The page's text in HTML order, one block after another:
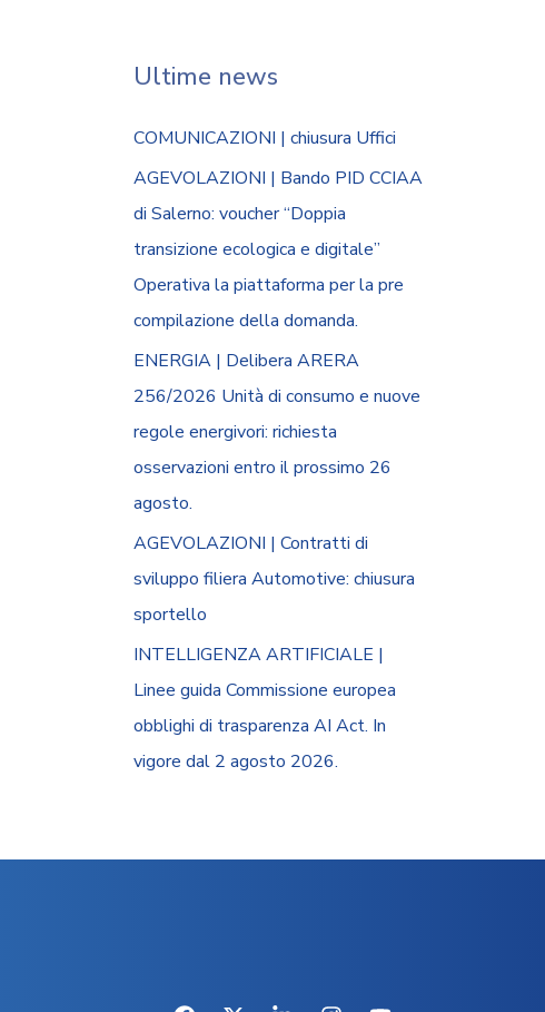
Ultime news
COMUNICAZIONI | chiusura Uffici
AGEVOLAZIONI | Bando PID CCIAA
di Salerno: voucher “Doppia
transizione ecologica e digitale”
Operativa la piattaforma per la pre
compilazione della domanda.
ENERGIA | Delibera ARERA
256/2026 Unità di consumo e nuove
regole energivori: richiesta
osservazioni entro il prossimo 26
agosto.
AGEVOLAZIONI | Contratti di
sviluppo filiera Automotive: chiusura
sportello
INTELLIGENZA ARTIFICIALE |
Linee guida Commissione europea
obblighi di trasparenza AI Act. In
vigore dal 2 agosto 2026.